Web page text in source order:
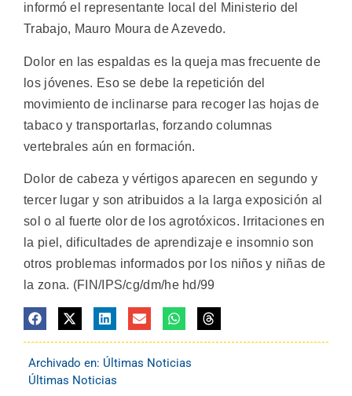
informó el representante local del Ministerio del
Trabajo, Mauro Moura de Azevedo.
Dolor en las espaldas es la queja mas frecuente de
los jóvenes. Eso se debe la repetición del
movimiento de inclinarse para recoger las hojas de
tabaco y transportarlas, forzando columnas
vertebrales aún en formación.
Dolor de cabeza y vértigos aparecen en segundo y
tercer lugar y son atribuidos a la larga exposición al
sol o al fuerte olor de los agrotóxicos. Irritaciones en
la piel, dificultades de aprendizaje e insomnio son
otros problemas informados por los niños y niñas de
la zona. (FIN/IPS/cg/dm/he hd/99
Archivado en: Últimas Noticias
Últimas Noticias